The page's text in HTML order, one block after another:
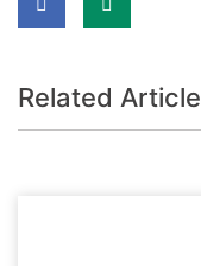
Related Article